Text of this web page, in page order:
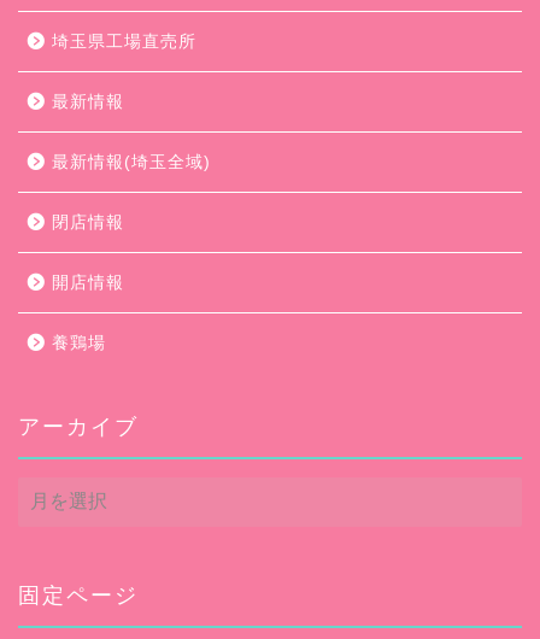
埼玉県工場直売所
最新情報
最新情報(埼玉全域)
閉店情報
開店情報
養鶏場
アーカイブ
ア
ー
ブ
固定ページ